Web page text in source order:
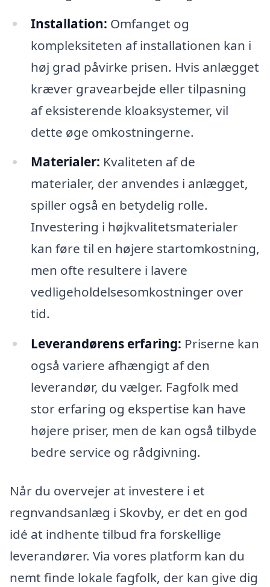
Installation: Omfanget og
kompleksiteten af installationen kan i
høj grad påvirke prisen. Hvis anlægget
kræver gravearbejde eller tilpasning
af eksisterende kloaksystemer, vil
dette øge omkostningerne.
Materialer: Kvaliteten af de
materialer, der anvendes i anlægget,
spiller også en betydelig rolle.
Investering i højkvalitetsmaterialer
kan føre til en højere startomkostning,
men ofte resultere i lavere
vedligeholdelsesomkostninger over
tid.
Leverandørens erfaring: Priserne kan
også variere afhængigt af den
leverandør, du vælger. Fagfolk med
stor erfaring og ekspertise kan have
højere priser, men de kan også tilbyde
bedre service og rådgivning.
Når du overvejer at investere i et
regnvandsanlæg i Skovby, er det en god
idé at indhente tilbud fra forskellige
leverandører. Via vores platform kan du
nemt finde lokale fagfolk, der kan give dig